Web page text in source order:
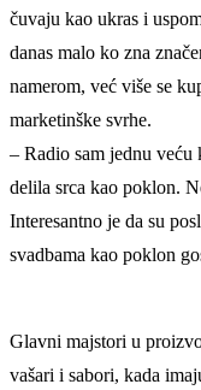
čuvaju kao ukras i
danas malo ko zna
namerom, već više se
marketinške svrhe.
– Radio sam jednu
delila srca kao poklon.
Interesantno je da su
svadbama kao poklon
Glavni majstori u
vašari i sabori, kada